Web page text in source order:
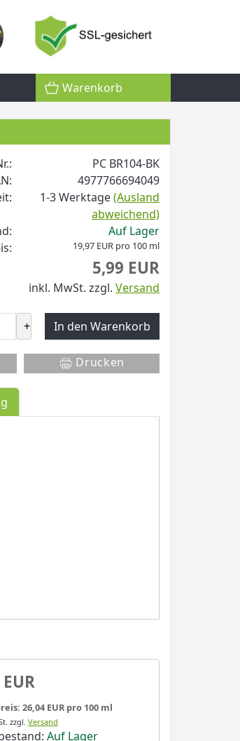
Warenkorb
PC BR104-BK
4977766694049
1-3 Werktage(Ausland
abweichend)
Auf Lager
19,97 EUR pro 100 ml
5,99 EUR
inkl. MwSt. zzgl. Versand
+ In den Warenkorb
Drucken
26,04 EUR pro 100 ml
zzgl. Versand
Auf Lager